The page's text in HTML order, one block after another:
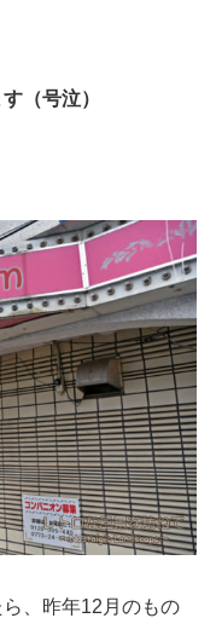
（号泣）
、昨年12月のもの